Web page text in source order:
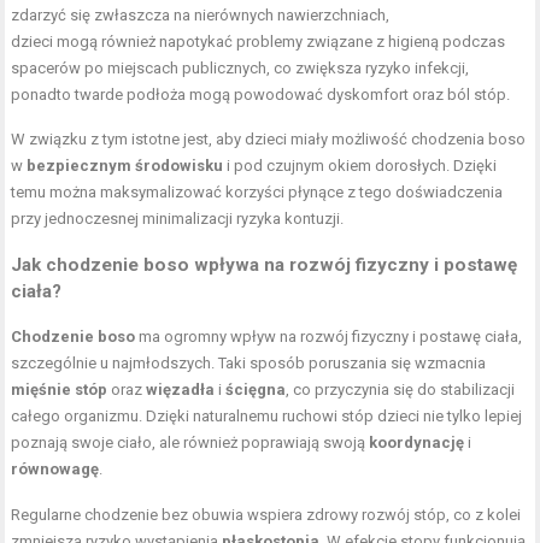
zdarzyć się zwłaszcza na nierównych nawierzchniach,
dzieci mogą również napotykać problemy związane z higieną podczas
spacerów po miejscach publicznych, co zwiększa ryzyko infekcji,
ponadto twarde podłoża mogą powodować dyskomfort oraz ból stóp.
W związku z tym istotne jest, aby dzieci miały możliwość chodzenia boso
w bezpiecznym środowisku i pod czujnym okiem dorosłych. Dzięki
temu można maksymalizować korzyści płynące z tego doświadczenia
przy jednoczesnej minimalizacji ryzyka kontuzji.
Jak chodzenie boso wpływa na rozwój fizyczny i postawę
ciała?
Chodzenie boso ma ogromny wpływ na rozwój fizyczny i postawę ciała,
szczególnie u najmłodszych. Taki sposób poruszania się wzmacnia
mięśnie stóp orazwięzadła iścięgna, co przyczynia się do stabilizacji
całego organizmu. Dzięki naturalnemu ruchowi stóp dzieci nie tylko lepiej
poznają swoje ciało, ale również poprawiają swoją koordynację i
równowagę.
Regularne chodzenie bez obuwia wspiera zdrowy rozwój stóp, co z kolei